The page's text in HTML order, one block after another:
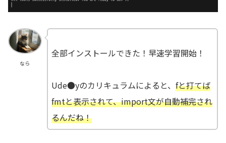
なら
全部インストールできた！早速学習開始！
Ude●yのカリキュラムによると、 fと打てば
fmtと表示されて、import文が自動補完され
るんだね！